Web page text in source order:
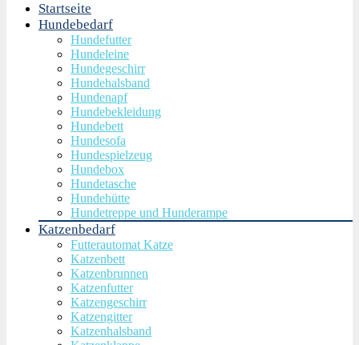
Startseite
Hundebedarf
Hundefutter
Hundeleine
Hundegeschirr
Hundehalsband
Hundenapf
Hundebekleidung
Hundebett
Hundesofa
Hundespielzeug
Hundebox
Hundetasche
Hundehütte
Hundetreppe und Hunderampe
Katzenbedarf
Futterautomat Katze
Katzenbett
Katzenbrunnen
Katzenfutter
Katzengeschirr
Katzengitter
Katzenhalsband